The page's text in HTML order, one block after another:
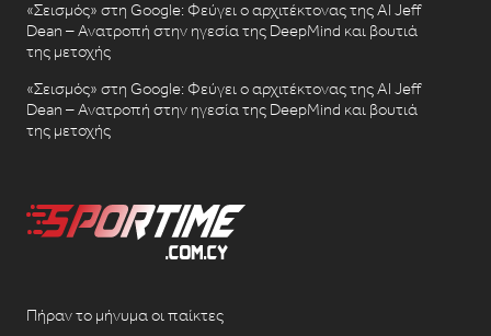
«Σεισμός» στη Google: Φεύγει ο αρχιτέκτονας της AI Jeff
Dean – Ανατροπή στην ηγεσία της DeepMind και βουτιά
της μετοχής
«Σεισμός» στη Google: Φεύγει ο αρχιτέκτονας της AI Jeff
Dean – Ανατροπή στην ηγεσία της DeepMind και βουτιά
της μετοχής
Πήραν το μήνυμα οι παίκτες